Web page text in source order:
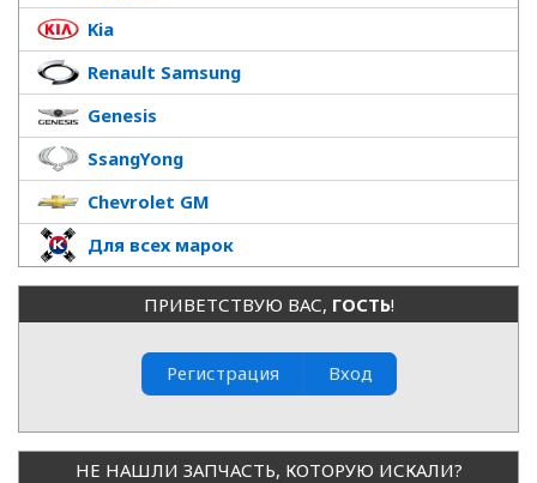
Kia
Renault Samsung
Genesis
SsangYong
Chevrolet GM
Для всех марок
ПРИВЕТСТВУЮ ВАС, ГОСТЬ!
Регистрация Вход
НЕ НАШЛИ ЗАПЧАСТЬ, КОТОРУЮ ИСКАЛИ?